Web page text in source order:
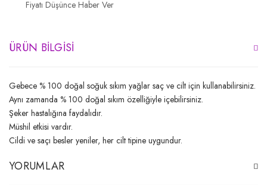
Fiyatı Düşünce Haber Ver
ÜRÜN BILGISI
Gebece % 100 doğal soğuk sıkım yağlar saç ve cilt için kullanabilirsiniz.
Aynı zamanda % 100 doğal sıkım özelliğiyle içebilirsiniz.
Şeker hastalığına faydalıdır.
Müshil etkisi vardır.
Cildi ve saçı besler yeniler, her cilt tipine uygundur.
YORUMLAR